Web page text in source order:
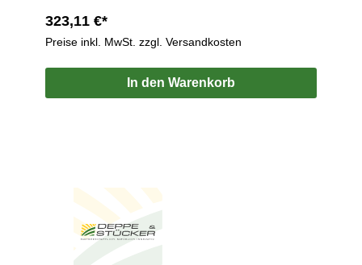
323,11 €*
Preise inkl. MwSt. zzgl. Versandkosten
In den Warenkorb